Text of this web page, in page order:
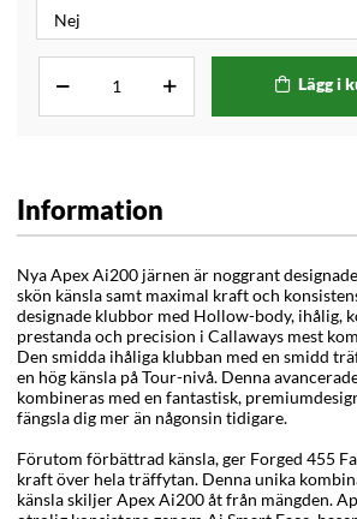
Lägg i
Information
Nya Apex Ai200 järnen är noggrant
skön känsla samt maximal kraft och
designade klubbor med Hollow-body, ihålig,
prestanda och precision i Callaways mest
Den smidda ihåliga klubban med en smidd
en hög känsla på Tour-nivå. Denna
kombineras med en fantastisk,
fängsla dig mer än någonsin tidigare.
Förutom förbättrad känsla, ger Forged 455
kraft över hela träffytan. Denna unika
känsla skiljer Apex Ai200 åt från mängden.